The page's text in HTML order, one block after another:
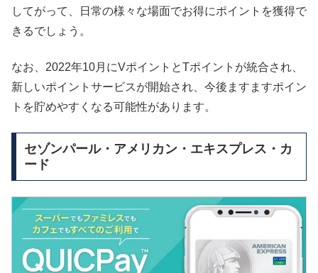
してがって、日常の様々な場面でお得にポイントを獲得で
きるでしょう。
なお、2022年10月にVポイントとTポイントが統合され、
新しいポイントサービスが開始され、今後ますますポイン
トを貯めやすくなる可能性があります。
セゾンパール・アメリカン・エキスプレス・カ
ード